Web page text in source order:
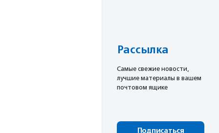
Рассылка
Cамые свежие новости,
лучшие материалы в вашем
почтовом ящике
Подписаться